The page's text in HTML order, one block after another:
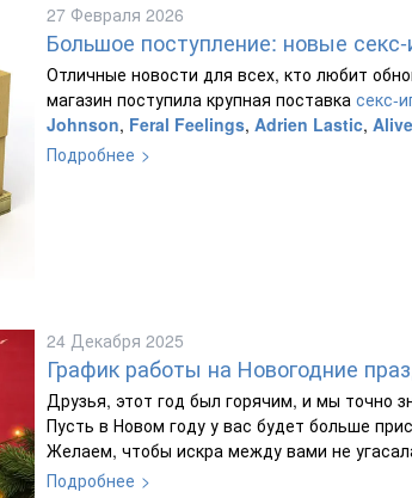
27 Февраля 2026
Большое поступление: новые
Отличные новости для всех, кто любит
магазин поступила крупная поставка секс-
Johnson, Feral Feelings, Adrien Lastic, Alive
Подробнее
24 Декабря 2025
График работы на Новогодние
Друзья, этот год был горячим, и мы точно
Пусть в Новом году у вас будет больше
Желаем, чтобы искра между вами не
Подробнее